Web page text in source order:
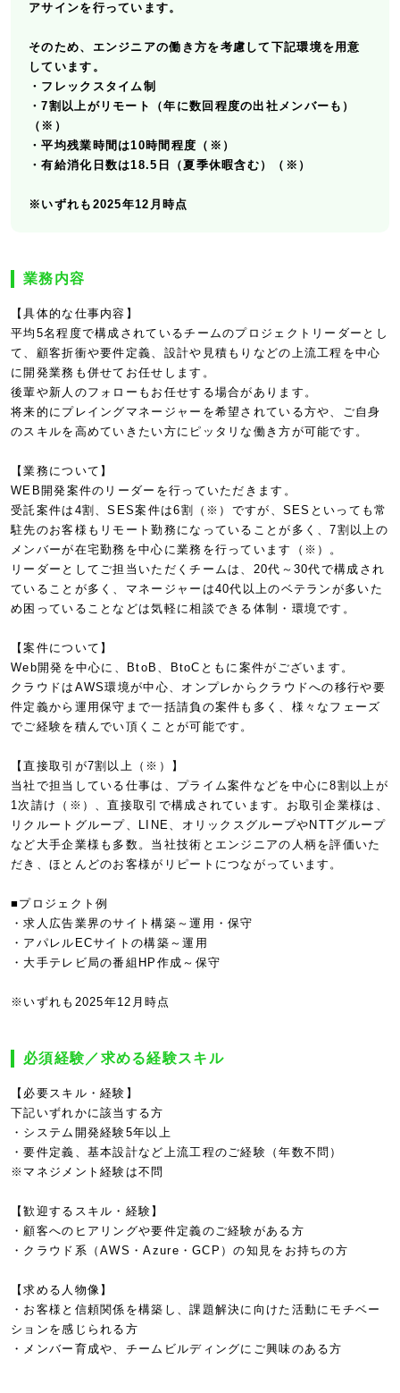
アサインを行っています。
そのため、エンジニアの働き方を考慮して下記環境を用意
しています。
・フレックスタイム制
・7割以上がリモート（年に数回程度の出社メンバーも）
（※）
・平均残業時間は10時間程度（※）
・有給消化日数は18.5日（夏季休暇含む）（※）
※いずれも2025年12月時点
業務内容
【具体的な仕事内容】
平均5名程度で構成されているチームのプロジェクトリーダーとし
て、顧客折衝や要件定義、設計や見積もりなどの上流工程を中心
に開発業務も併せてお任せします。
後輩や新人のフォローもお任せする場合があります。
将来的にプレイングマネージャーを希望されている方や、ご自身
のスキルを高めていきたい方にピッタリな働き方が可能です。
【業務について】
WEB開発案件のリーダーを行っていただきます。
受託案件は4割、SES案件は6割（※）ですが、SESといっても常
駐先のお客様もリモート勤務になっていることが多く、7割以上の
メンバーが在宅勤務を中心に業務を行っています（※）。
リーダーとしてご担当いただくチームは、20代～30代で構成され
ていることが多く、マネージャーは40代以上のベテランが多いた
め困っていることなどは気軽に相談できる体制・環境です。
【案件について】
Web開発を中心に、BtoB、BtoCともに案件がございます。
クラウドはAWS環境が中心、オンプレからクラウドへの移行や要
件定義から運用保守まで一括請負の案件も多く、様々なフェーズ
でご経験を積んでい頂くことが可能です。
【直接取引が7割以上（※）】
当社で担当している仕事は、プライム案件などを中心に8割以上が
1次請け（※）、直接取引で構成されています。お取引企業様は、
リクルートグループ、LINE、オリックスグループやNTTグループ
など大手企業様も多数。当社技術とエンジニアの人柄を評価いた
だき、ほとんどのお客様がリピートにつながっています。
■プロジェクト例
・求人広告業界のサイト構築～運用・保守
・アパレルECサイトの構築～運用
・大手テレビ局の番組HP作成～保守
※いずれも2025年12月時点
必須経験／求める経験スキル
【必要スキル・経験】
下記いずれかに該当する方
・システム開発経験5年以上
・要件定義、基本設計など上流工程のご経験（年数不問）
※マネジメント経験は不問
【歓迎するスキル・経験】
・顧客へのヒアリングや要件定義のご経験がある方
・クラウド系（AWS・Azure・GCP）の知見をお持ちの方
【求める人物像】
・お客様と信頼関係を構築し、課題解決に向けた活動にモチベー
ションを感じられる方
・メンバー育成や、チームビルディングにご興味のある方